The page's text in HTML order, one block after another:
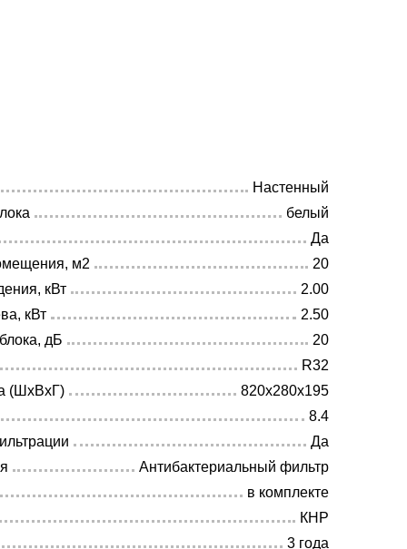
Настенный
белый
Да
м2
20
кВт
2.00
кВт
2.50
дБ
20
R32
(ШхВхГ)
820х280х195
8.4
Да
Антибактериальный фильтр
в комплекте
КНР
3 года